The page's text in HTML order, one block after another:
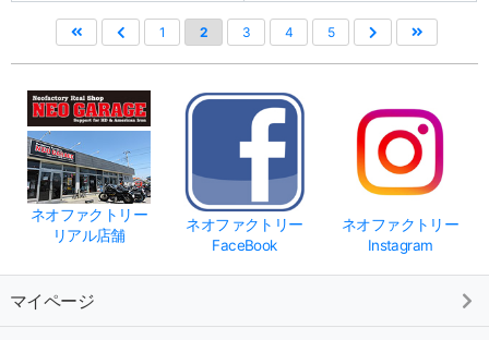
1 2 3 4 5
ネオファクトリー
リアル店舗
ネオファクトリー
FaceBook
ネオファクトリー
Instagram
マイページ